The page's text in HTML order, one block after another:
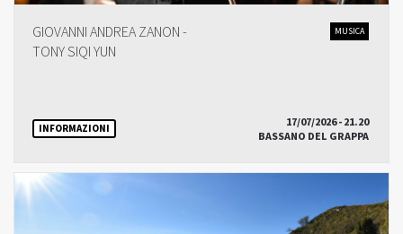
GIOVANNI ANDREA ZANON -
TONY SIQI YUN
MUSICA
INFORMAZIONI
17/07/2026 - 21.20
BASSANO DEL GRAPPA